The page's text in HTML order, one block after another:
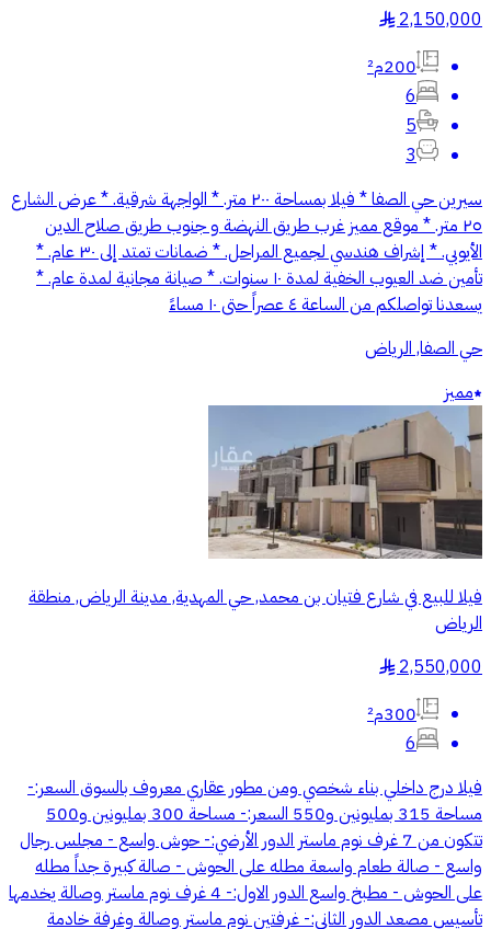
2,150,000
§
200م²
6
5
3
سيرين حي الصفا * فيلا بمساحة ٢٠٠ متر. * الواجهة شرقية. * عرض الشارع
٢٥ متر. * موقع مميز غرب طريق النهضة و جنوب طريق صلاح الدين
الأيوبي. * إشراف هندسي لجميع المراحل. * ضمانات تمتد إلى ٣٠ عام. *
تأمين ضد العيوب الخفية لمدة ١٠ سنوات. * صيانة مجانية لمدة عام. *
يسعدنا تواصلكم من الساعة ٤ عصراً حتى ١٠ مساءً
حي الصفا, الرياض
مميز
فيلا للبيع في شارع فتيان بن محمد, حي المهدية, مدينة الرياض, منطقة
الرياض
2,550,000
§
300م²
6
فيلا درج داخلي بناء شخصي ومن مطور عقاري معروف بالسوق السعر:-
مساحة 315 بمليونين و550 السعر:- مساحة 300 بمليونين و500
تتكون من 7 غرف نوم ماستر الدور الأرضي:- حوش واسع - مجلس رجال
واسع - صالة طعام واسعة مطله على الحوش - صالة كبيرة جداً مطله
على الحوش - مطبخ واسع الدور الاول:- 4 غرف نوم ماستر وصالة يخدمها
تأسيس مصعد الدور الثاني:- غرفتين نوم ماستر وصالة وغرفة خادمة